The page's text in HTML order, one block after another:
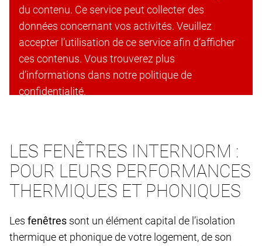
du contenu. Ce service peut collecter des
données concernant vos activités. Veuillez
accepter l’utilisation de ce service afin d’afficher
ces contenus. Vous trouverez plus
d’informations dans notre politique de
confidentialité.
LES FENÊTRES INTERNORM :
POUR LEURS PERFORMANCES
THERMIQUES ET PHONIQUES
Les fenêtres sont un élément capital de l’isolation
thermique et phonique de votre logement, de son